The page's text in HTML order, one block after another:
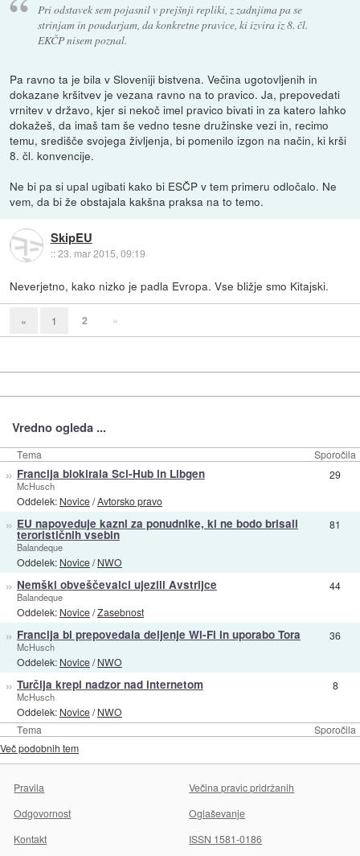
Pri odstavek sem pojasnil v prejšnji repliki, z zadnjima pa se
strinjam in poudarjam, da konkretne pravice, ki izvira iz 8. čl.
EKČP nisem poznal.
Pa ravno ta je bila v Sloveniji bistvena. Večina ugotovljenih in
dokazane kršitvev je vezana ravno na to pravico. Ja, prepovedati
vrnitev v državo, kjer si nekoč imel pravico bivati in za katero lahko
dokažeš, da imaš tam še vedno tesne družinske vezi in, recimo
temu, središče svojega življenja, bi pomenilo izgon na način, ki krši
8. čl. konvencije.
Ne bi pa si upal ugibati kako bi ESČP v tem primeru odločalo. Ne
vem, da bi že obstajala kakšna praksa na to temo.
SkipEU
::23. mar 2015, 09:19
Neverjetno, kako nizko je padla Evropa. Vse bližje smo Kitajski.
« 1 2 »
Vredno ogleda ...
Tema Sporočila
Tema Sporočila
» Francija blokirala Sci-Hub in Libgen
McHusch
Oddelek: Novice/Avtorsko pravo
29
» EU napoveduje kazni za ponudnike, ki ne bodo brisali
terorističnih vsebin
Balandeque
Oddelek: Novice/NWO
81
» Nemški obveščevalci ujezili Avstrijce
Balandeque
Oddelek: Novice/Zasebnost
44
» Francija bi prepovedala deljenje Wi-Fi in uporabo Tora
McHusch
Oddelek: Novice/NWO
36
» Turčija krepi nadzor nad internetom
McHusch
Oddelek: Novice/NWO
8
Več podobnih tem
Pravila
Večina pravic pridržanih
Odgovornost
Oglaševanje
Kontakt
ISSN 1581-0186